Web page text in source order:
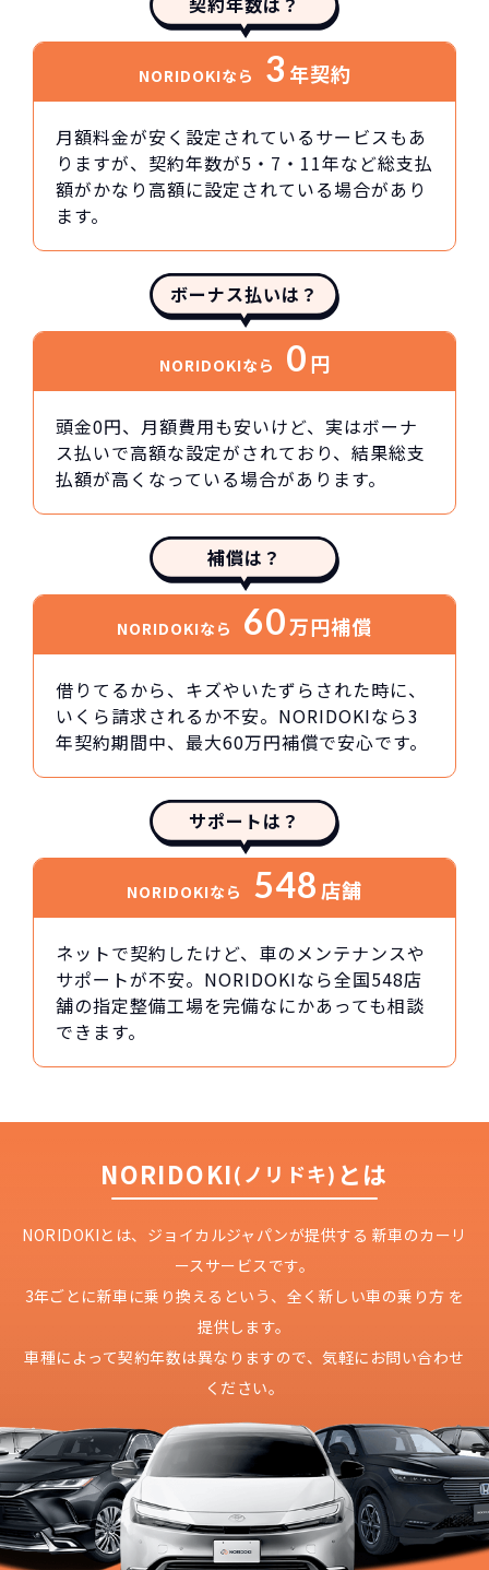
NORIDOKIなら 3 年契約
月額料金が安く設定されているサービスもあ
りますが、契約年数が5・7・11年など総支払
額がかなり高額に設定されている場合があり
ます。
ボーナス払いは？
NORIDOKIなら 0円
頭金0円、月額費用も安いけど、実はボーナ
ス払いで高額な設定がされており、結果総支
払額が高くなっている場合があります。
補償は？
NORIDOKIなら 60万円補償
借りてるから、キズやいたずらされた時に、
いくら請求されるか不安。NORIDOKIなら3
年契約期間中、最大60万円補償で安心です。
サポートは？
NORIDOKIなら 548店舗
ネットで契約したけど、車のメンテナンスや
サポートが不安。NORIDOKIなら全国548店
舗の指定整備工場を完備なにかあっても相談
できます。
NORIDOKI(ノリドキ) とは
NORIDOKIとは、ジョイカルジャパンが提供する 新車のカーリ
ースサービスです。
3年ごとに新車に乗り換えるという、 全く新しい車の乗り方 を
提供します。
車種によって契約年数は異なりますので、気軽にお問い合わせ
ください。